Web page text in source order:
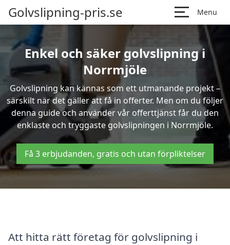
Golvslipning-pris.se Menu
Enkel och säker golvslipning i
Norrmjöle
Golvslipning kan kännas som ett utmanande projekt –
särskilt när det gäller att få in offerter. Men om du följer
denna guide och använder vår offerttjänst får du den
enklaste och tryggaste golvslipningen i Norrmjöle.
Få 3 erbjudanden, gratis och utan förpliktelser
Att hitta rätt företag för golvslipning i